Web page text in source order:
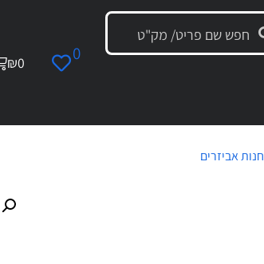
0
₪0
חנות אביזרים